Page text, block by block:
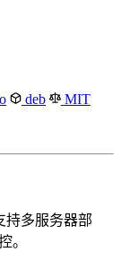
deb MIT
持多服务器部
。